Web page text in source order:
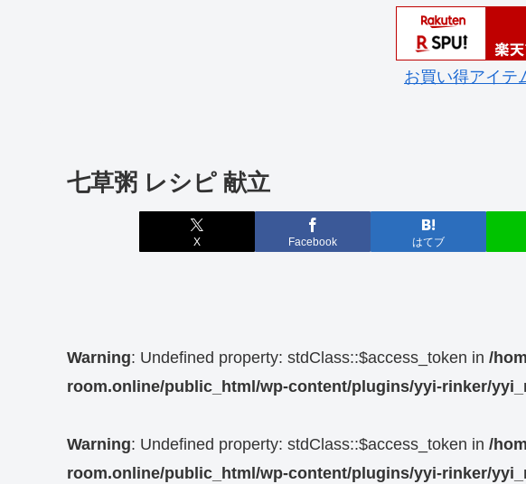
お買い得アイテ
七草粥 レシピ 献立
X Facebook はてブ
Warning: Undefined property: stdClass::$access_token in /
room.online/public_html/wp-content/plugins/yyi-rinker/
Warning: Undefined property: stdClass::$access_token in /
room.online/public_html/wp-content/plugins/yyi-rinker/